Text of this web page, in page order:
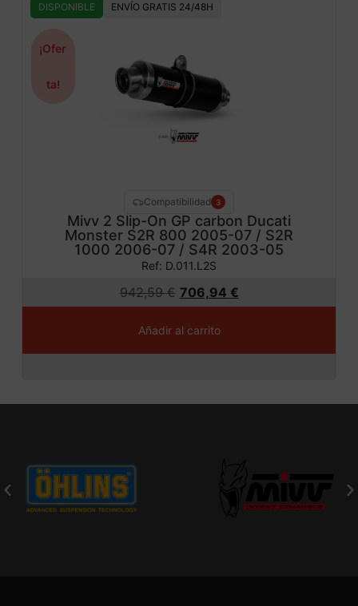
DISPONIBLE ENVÍO GRATIS 24/48H
¡Ofer
ta!
Compatibilidad 3
Mivv 2 Slip-On GP carbon Ducati
Monster S2R 800 2005-07 / S2R
1000 2006-07 / S4R 2003-05
Ref: D.011.L2S
942,59€ 706,94 €
Añadir al carrito